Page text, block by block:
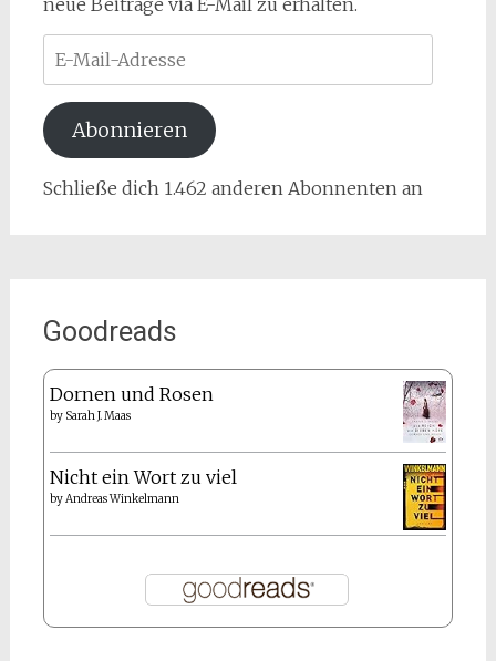
neue Beiträge via E-Mail zu erhalten.
Mail-
Adresse
Abonnieren
Schließe dich 1.462 anderen Abonnenten an
Goodreads
Dornen und Rosen
by Sarah J. Maas
Nicht ein Wort zu viel
byAndreas Winkelmann